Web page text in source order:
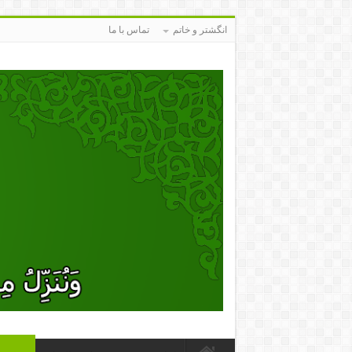
انگشتر و خاتم تماس با ما